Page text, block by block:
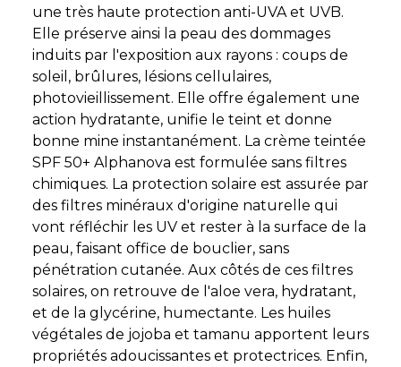
une très haute protection anti-UVA et UVB.
Elle préserve ainsi la peau des dommages
induits par l'exposition aux rayons : coups de
soleil, brûlures, lésions cellulaires,
photovieillissement. Elle offre également une
action hydratante, unifie le teint et donne
bonne mine instantanément. La crème teintée
SPF 50+ Alphanova est formulée sans filtres
chimiques. La protection solaire est assurée par
des filtres minéraux d'origine naturelle qui
vont réfléchir les UV et rester à la surface de la
peau, faisant office de bouclier, sans
pénétration cutanée. Aux côtés de ces filtres
solaires, on retrouve de l'aloe vera, hydratant,
et de la glycérine, humectante. Les huiles
végétales de jojoba et tamanu apportent leurs
propriétés adoucissantes et protectrices. Enfin,